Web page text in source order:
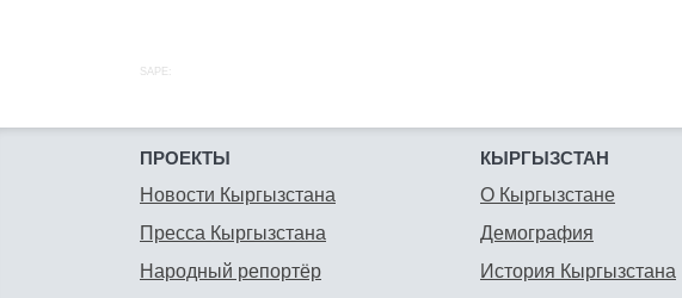
SAPE:
ПРОЕКТЫ
Новости Кыргызстана
Пресса Кыргызстана
Народный репортёр
КЫРГЫЗСТАН
О Кыргызстане
Демография
История Кыргызстана